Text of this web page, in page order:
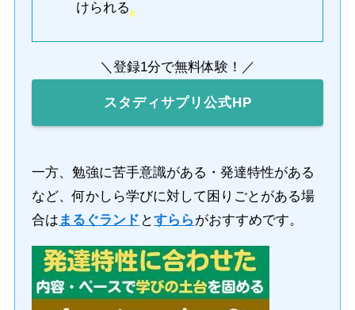
けられる
＼登録1分で無料体験！／
スタディサプリ公式HP
一方、勉強に苦手意識がある・発達特性がある
など、何かしら学びに対して困りごとがある場
合は まるぐランド とすらら がおすすめです。